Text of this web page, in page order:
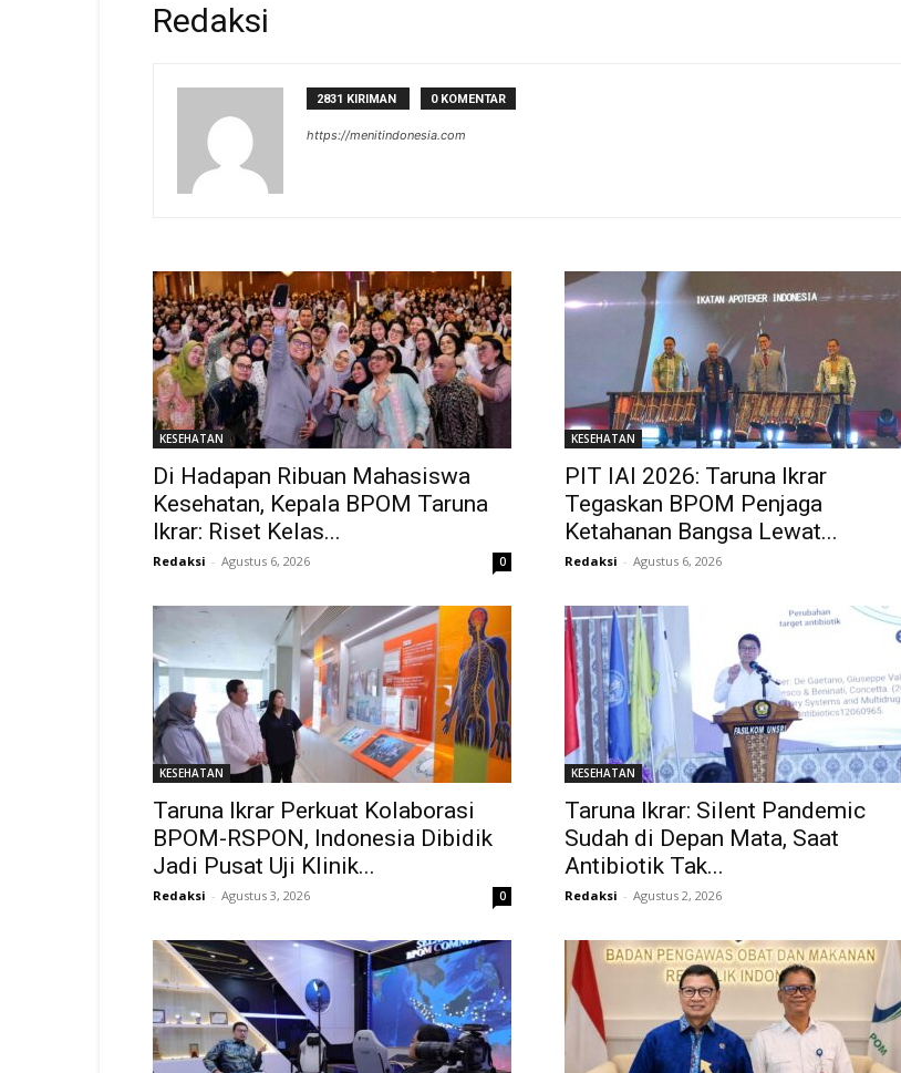
Redaksi
2831 KIRIMAN 0 KOMENTAR
https://menitindonesia.com
KESEHATAN
Di Hadapan Ribuan Mahasiswa
Kesehatan, Kepala BPOM Taruna
Ikrar: Riset Kelas...
Redaksi - Agustus 6, 2026 0
KESEHATAN
PIT IAI 2026: Taruna Ikrar
Tegaskan BPOM Penjaga
Ketahanan Bangsa Lewat...
Redaksi - Agustus 6, 2026
KESEHATAN
Taruna Ikrar Perkuat Kolaborasi
BPOM-RSPON, Indonesia Dibidik
Jadi Pusat Uji Klinik...
Redaksi - Agustus 3, 2026 0
KESEHATAN
Taruna Ikrar: Silent Pandemic
Sudah di Depan Mata, Saat
Antibiotik Tak...
Redaksi - Agustus 2, 2026